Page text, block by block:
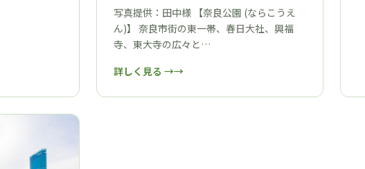
写真提供：田中様 【奈良公園 (ならこうえ
ん)】 奈良市街の東一帯、春日大社、興福
寺、東大寺の広々と…
詳しく見る →